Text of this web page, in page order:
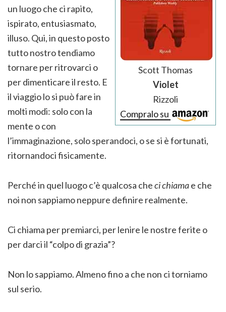
Scott Thomas
Violet
Rizzoli
Compralo su
un luogo che ci rapito,
ispirato, entusiasmato,
illuso. Qui, in questo posto
tutto nostro tendiamo
tornare per ritrovarci o
per dimenticare il resto. E
il viaggio lo si può fare in
molti modi: solo con la
mente o con
l’immaginazione, solo sperandoci, o se si è fortunati,
ritornandoci fisicamente.
Perché in quel luogo c’è qualcosa checi chiamae che
noi non sappiamo neppure definire realmente.
Ci chiama per premiarci, per lenire le nostre ferite o
per darci il “colpo di grazia”?
Non lo sappiamo. Almeno fino a che non ci torniamo
sul serio.